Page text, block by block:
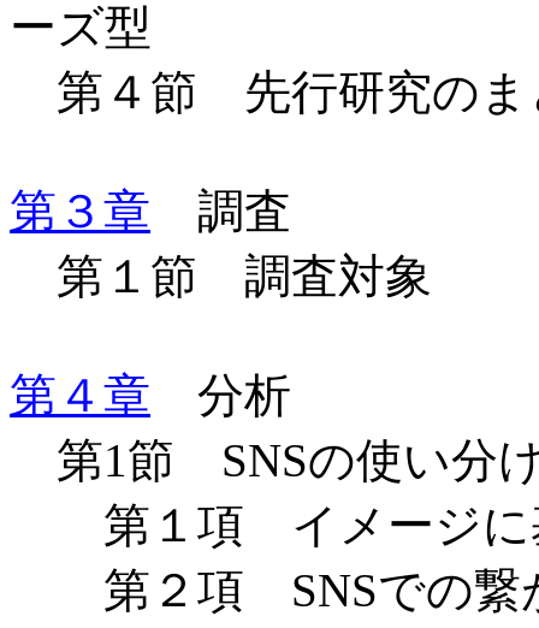
ーズ型
第４節 先行研究のま
第３章 調査
第１節 調査対象
第４章 分析
第1節 SNSの使い分
第１項 イメージに
第２項 SNSでの繋